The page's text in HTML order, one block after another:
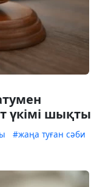
үкімі шықты
#жаңа туған сәби